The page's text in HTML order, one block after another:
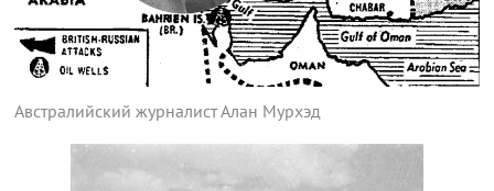
Австралийский журналист Алан Мурхэд